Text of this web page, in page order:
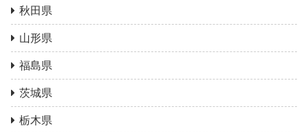
秋田県
山形県
福島県
茨城県
栃木県